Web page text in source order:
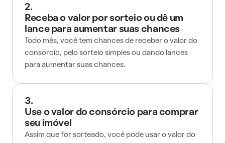
2.
Receba o valor por sorteio ou dê um
lance para aumentar suas chances
Todo mês, você tem chances de receber o valor do
consórcio, pelo sorteio simples ou dando lances
para aumentar suas chances.
3.
Use o valor do consórcio para comprar
seu imóvel
Assim que for sorteado, você pode usar o valor do